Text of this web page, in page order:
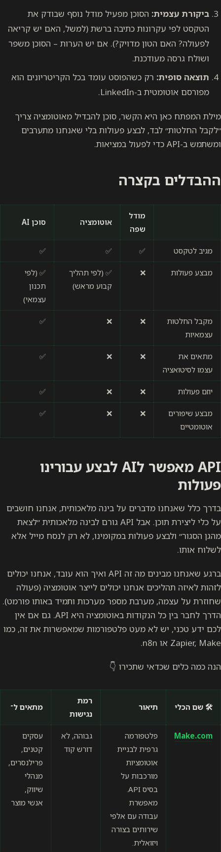
ביקורת עצמית: הסוכן מפעיל מודל נוסף שבודק את
הטקסט לפי עקרונות כתיבה ברשת (למשל, האם יש קריאה
לפעולה? האם הטון מדויק?). אם יש הערות – הסוכן משפר
ושולח גרסה מעודכנת.
תוצאה סופית: רק כשהפוסט עומד בכל הקריטריונים הוא
מפורסם אוטומטית ב-LinkedIn.
מילת המפתח כאן היא הקשר, סוכן להבדיל מאוטומציה צריך
״לקבל החלטות״ לבד, לבצע פעולות בלי שאנחנו מתערבים
ומשתמש ב-API כדי לפעול במציאות.
ההבדלים בקצרה
מודל
שפה
אוטומציה סוכן AI
מגיב לטקסט ✅
✅
✅
מבצע פעולות ❌
✅ (לפי תהליך
קבוע מראש)
✅ (לפי
תכנון
עצמאי)
מקבל החלטות
עצמאיות
❌
❌
✅
מתאים את
עצמו לסיטואציה
❌
❌
✅
יוזם פעולות ❌
❌
✅
מבצע שיפורים
אוטומטיים
❌
❌
✅
API מאפשר לAI לבצע עבורינו
פעולות
בדרך כלל שאנחנו מדברים על בינה מלאכותית, אנחנו חושבים
על כלי ליצירת תוכן. אבל API גורם לבינה מלאכותית ״לצאת
מהגן הסגור״ ולבצע פעולות במקומינו, לא רק לנסח מייל אלא
לשלוח אותו.
ברגע שאנחנו מבינים מה זה API ואיך הוא עובד, אנחנו יכולים
לזהות לאיזה תהליכים אנחנו יכולים לייצר אוטומציה (פעולה
שחוזרת על עצמה, מערבת מספר מערכות ותמיד באותו פורמט).
הדרך לחבר בין כל הנקודות באוטומציה היא API. גם אם אין
לכם ידע טכני, יש לא מעט פלטפורמות שמאפשרות את זה, כמו
Zapier, Make או n8n.
הנה כמה כלים שכדאי שתכירו 👇
🛠️ שם הכלי תיאור
רמת
נגישות
מתאים ל־
Make.com
פלטפורמה
גרפית לבניית
אוטומציות
מורכבות על
בסיס API.
מאפשרת
עבודה עם אלפי
שירותים בצורה
ויזואלית.
גבוהה, לא
דורש קוד
עסקים
קטנים,
פרילנסרים,
מנהלי
שיווק,
אנשי מוצר